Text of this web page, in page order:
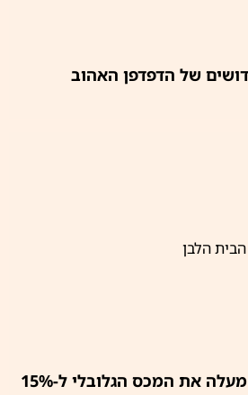
של הדפדפן האהוב
את המכס הגלובלי ל-15%